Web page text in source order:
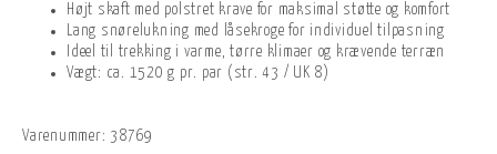
Højt skaft med polstret krave for maksimal støtte og komfort
Lang snørelukning med låsekroge for individuel tilpasning
Ideel til trekking i varme, tørre klimaer og krævende terræn
Vægt: ca. 1520 g pr. par (str. 43 / UK 8)
Varenummer: 38769